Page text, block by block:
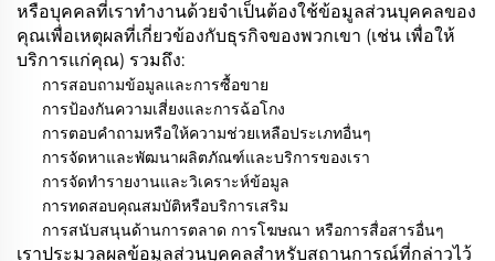
หรือบุคคลที่เราทำงานด้วยจำเป็นต้องใช้ข้อมูลส่วนบุคคลของ
คุณเพื่อเหตุผลที่เกี่ยวข้องกับธุรกิจของพวกเขา (เช่น เพื่อให้
บริการแก่คุณ) รวมถึง:
การสอบถามข้อมูลและการซื้อขาย
การป้องกันความเสี่ยงและการฉ้อโกง
การตอบคำถามหรือให้ความช่วยเหลือประเภทอื่นๆ
การจัดหาและพัฒนาผลิตภัณฑ์และบริการของเรา
การจัดทำรายงานและวิเคราะห์ข้อมูล
การทดสอบคุณสมบัติหรือบริการเสริม
การสนับสนุนด้านการตลาด การโฆษณา หรือการสื่อสารอื่นๆ
เราประมวลผลข้อมูลส่วนบุคคลสําหรับสถานการณ์ที่กล่าวไว้